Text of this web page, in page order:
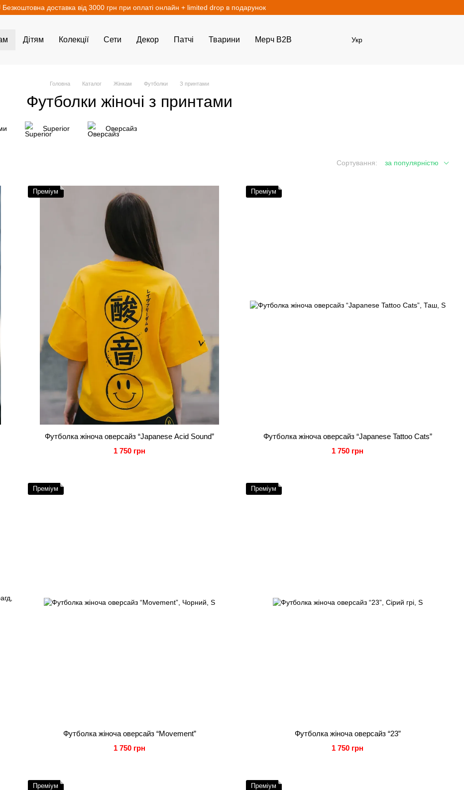
Безкоштовна доставка від 3000 грн при оплаті онлайн + limited drop в подарунок
Дітям Колекції Сети Декор Патчі Тварини Мерч B2B Укр
Головна Каталог Жінкам Футболки З принтами
Футболки жіночі з принтами
Superior Оверсайз
Сортування: за популярністю
Преміум
Футболка жіноча оверсайз “Japanese Acid Sound”
1 750 грн
Преміум
Футболка жіноча оверсайз “Japanese Tattoo Cats”
1 750 грн
Преміум
Футболка жіноча оверсайз “Movement”
1 750 грн
Преміум
Футболка жіноча оверсайз “23”
1 750 грн
Преміум Преміум